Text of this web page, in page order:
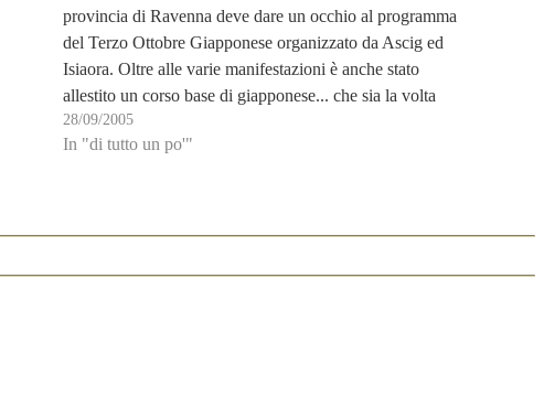
provincia di Ravenna deve dare un occhio al programma
del Terzo Ottobre Giapponese organizzato da Ascig ed
Isiaora. Oltre alle varie manifestazioni è anche stato
allestito un corso base di giapponese... che sia la volta
buona che inizi a studiarlo? ciuaz
28/09/2005
In "di tutto un po'"